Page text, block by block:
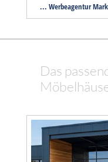
... Werbeagentur
Das